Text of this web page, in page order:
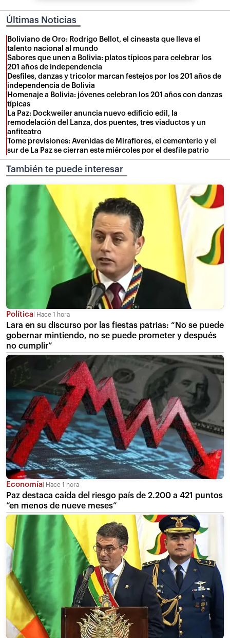
Últimas Noticias
Boliviano de Oro: Rodrigo Bellot, el cineasta que lleva el
talento nacional al mundo
Sabores que unen a Bolivia: platos típicos para celebrar los
201 años de independencia
Desfiles, danzas y tricolor marcan festejos por los 201 años de
independencia de Bolivia
Homenaje a Bolivia: jóvenes celebran los 201 años con danzas
típicas
La Paz: Dockweiler anuncia nuevo edificio edil, la
remodelación del Lanza, dos puentes, tres viaductos y un
anfiteatro
Tome previsiones: Avenidas de Miraflores, el cementerio y el
sur de La Paz se cierran este miércoles por el desfile patrio
También te puede interesar
Política Hace 1 hora
Lara en su discurso por las fiestas patrias: “No se puede
gobernar mintiendo, no se puede prometer y después
no cumplir”
Economía Hace 1 hora
Paz destaca caída del riesgo país de 2.200 a 421 puntos
“en menos de nueve meses”